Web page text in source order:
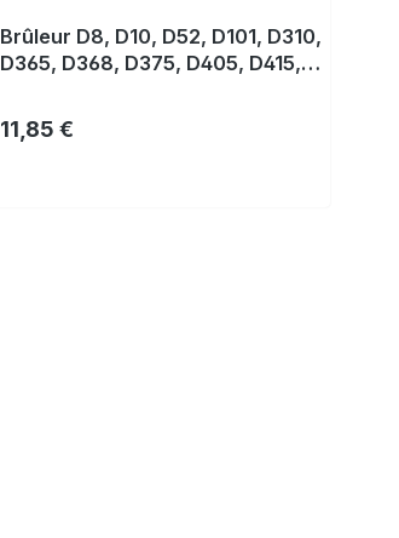
Brûleur D8, D10, D52, D101, D310,
D365, D368, D375, D405, D415,
Prix régulier :
11,85 €